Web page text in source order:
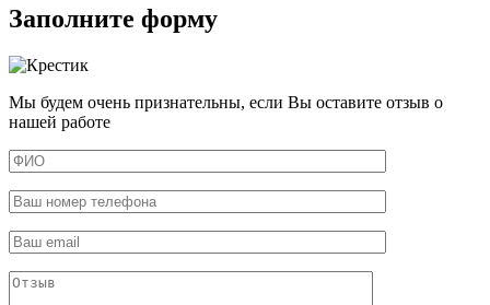
Заполните форму
Мы будем очень признательны, если Вы оставите отзыв о
нашей работе